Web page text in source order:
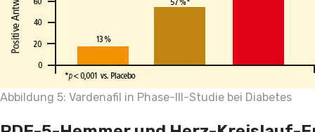
Abbildung 5: Vardenafil in Phase-III-Studie bei Diabetes